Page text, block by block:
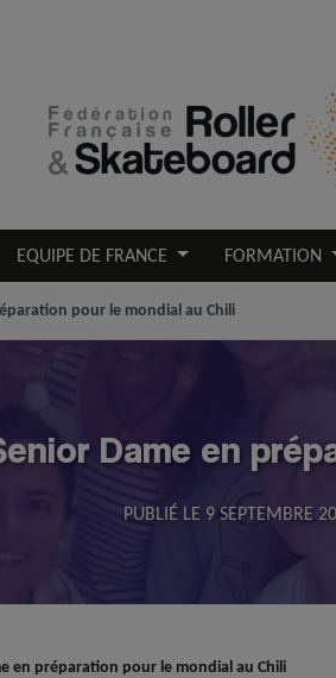
EQUIPE DE FRANCE FORMATION
pour le mondial au Chili
Dame en
PUBLIÉ LE 9 SEPTEMBRE
en préparation pour le mondial au Chili